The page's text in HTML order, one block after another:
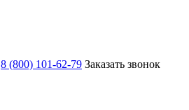
8 (800) 101-62-79 Заказать звонок